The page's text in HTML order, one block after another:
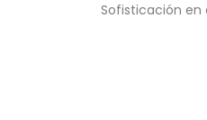
Sofisticación